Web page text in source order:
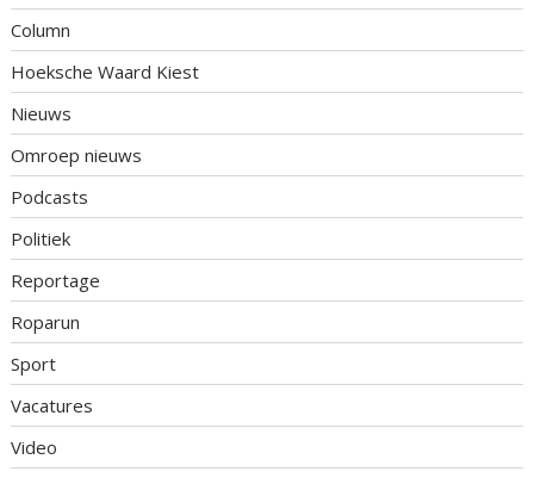
Column
Hoeksche Waard Kiest
Nieuws
Omroep nieuws
Podcasts
Politiek
Reportage
Roparun
Sport
Vacatures
Video